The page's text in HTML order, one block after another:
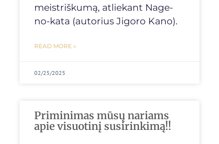
meistriškumą, atliekant Nage-
no-kata (autorius Jigoro Kano).
READ MORE »
02/25/2025
Priminimas mūsų nariams
apie visuotinį susirinkimą!!